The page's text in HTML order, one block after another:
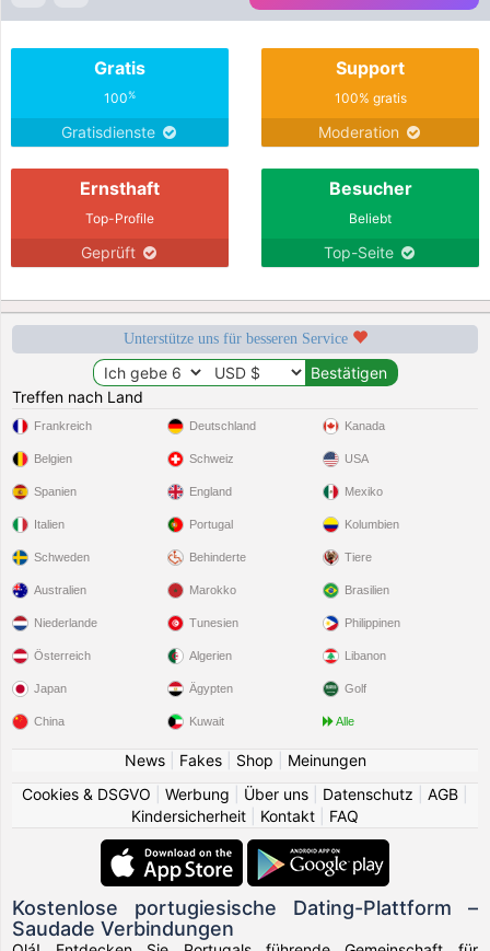
Gratis
100%
Gratisdienste
Support
100% gratis
Moderation
Ernsthaft
Top-Profile
Geprüft
Besucher
Beliebt
Top-Seite
Unterstütze uns für besseren Service
Treffen nach Land
Frankreich
Belgien
Spanien
Italien
Schweden
Deutschland
Schweiz
England
Portugal
Behinderte
Kanada
USA
Mexiko
Kolumbien
Tiere
Australien
Niederlande
Österreich
Japan
China
Marokko
Tunesien
Algerien
Ägypten
Kuwait
Brasilien
Philippinen
Libanon
Golf
Alle
News| Fakes| Shop
Meinungen
Cookies & DSGVO
Werbung Über uns Datenschutz AGB
Kindersicherheit
Kontakt FAQ
Kostenlose portugiesische Dating-Plattform –
Saudade Verbindungen